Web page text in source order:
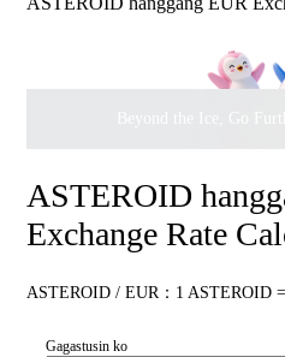
Beyond the Ice, Go
ASTEROID
Exchange Rate
ASTEROID / EUR：1 ASTEROID
Gagastusin ko